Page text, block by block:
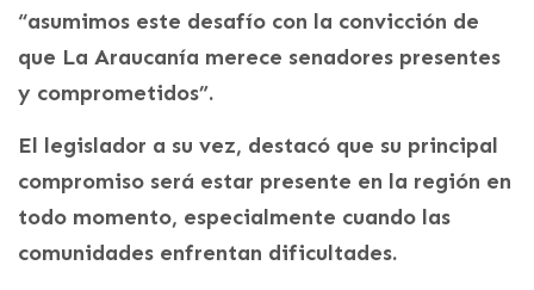
“asumimos este desafío con la convicción de
que La Araucanía merece senadores presentes
y comprometidos”.
El legislador a su vez, destacó que su principal
compromiso será estar presente en la región en
todo momento, especialmente cuando las
comunidades enfrentan dificultades.